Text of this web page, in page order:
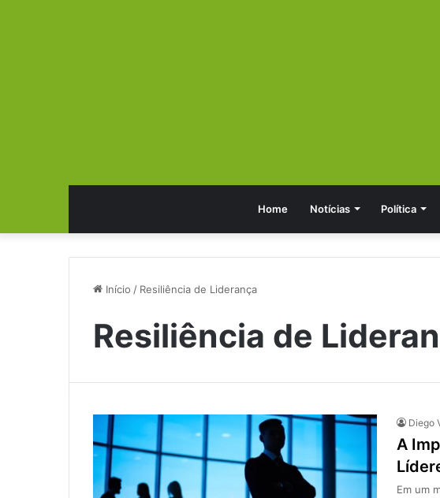
Home Notícias Política
Início / Resiliência de Liderança
Resiliência de
Diego
A
Em um